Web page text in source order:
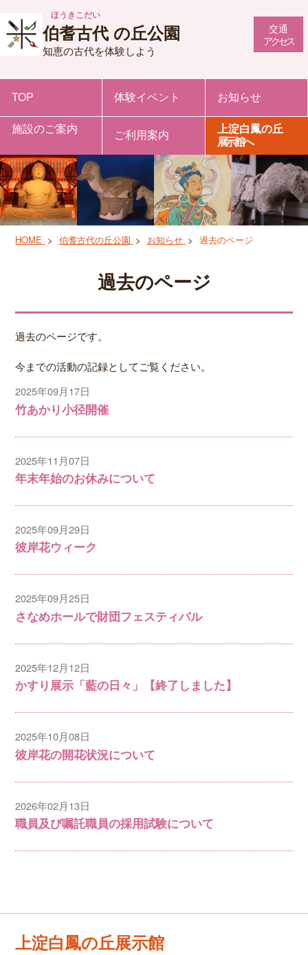
伯耆古代
ほうきこだい
の丘公園
知恵の古代を体験しよう
交通
アクセス
TOP 体験イベント
お知らせ
施設のご案内
ご利用案内
上淀白鳳の丘
展示館へ
HOME 伯耆古代の丘公園 お知らせ 過去のページ
過去のページ
過去のページです。
今までの活動の記録としてご覧ください。
2025年09月17日
竹あかり小径開催
2025年11月07日
年末年始のお休みについて
2025年09月29日
彼岸花ウィーク
2025年09月25日
さなめホールで財団フェスティバル
2025年12月12日
かすり展示「藍の日々」【終了しました】
2025年10月08日
彼岸花の開花状況について
2026年02月13日
職員及び嘱託職員の採用試験について
上淀白鳳の丘展示館